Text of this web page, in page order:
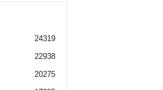
24319
22938
20275